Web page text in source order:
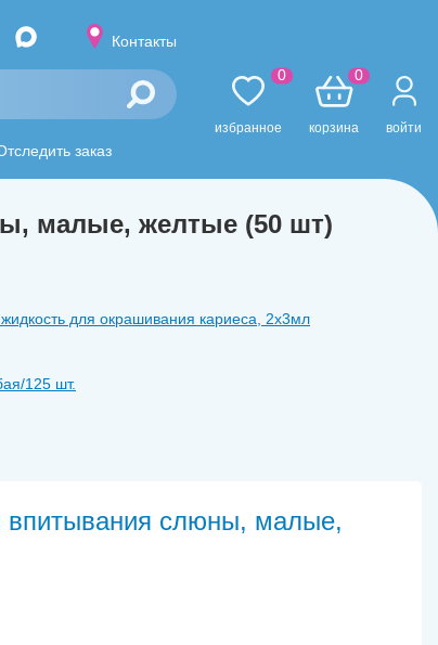
Контакты
заказ
избранное
0
корзина
0
войти
малые, желтые (50 шт)
для окрашивания кариеса, 2x3мл
125 шт.
впитывания слюны, малые,